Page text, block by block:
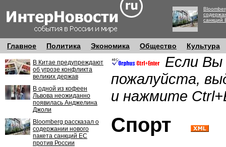
санкций
Главное Политика Экономика Общество Культура
В Китае предупреждают
об угрозе конфликта
великих держав
В одной из кофеен
Львова неожиданно
появилась Анджелина
Джоли
Bloomberg рассказал о
содержании нового
пакета санкций ЕС
против России
Если Вы
пожалуйста,
и нажмите
Спорт